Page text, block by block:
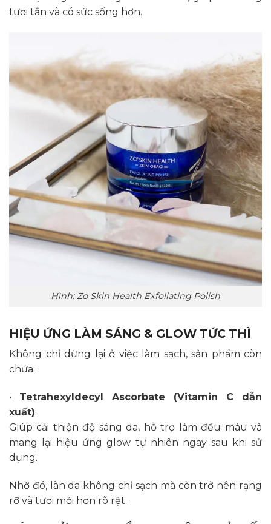
tươi tắn và có sức sống hơn.
Hình: Zo Skin Health Exfoliating Polish
HIỆU ỨNG LÀM SÁNG & GLOW TỨC THÌ
Không chỉ dừng lại ở việc làm sạch, sản phẩm còn
chứa:
• Tetrahexyldecyl Ascorbate (Vitamin C dẫn
xuất):
Giúp cải thiện độ sáng da, hỗ trợ làm đều màu và
mang lại hiệu ứng glow tự nhiên ngay sau khi sử
dụng.
Nhờ đó, làn da không chỉ sạch mà còn trở nên rạng
rỡ và tươi mới hơn rõ rệt.